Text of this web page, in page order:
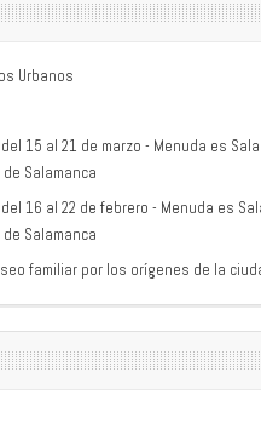
Urbanos
15 al 21 de marzo - Menuda es
Salamanca
16 al 22 de febrero - Menuda es
Salamanca
familiar por los orígenes de la